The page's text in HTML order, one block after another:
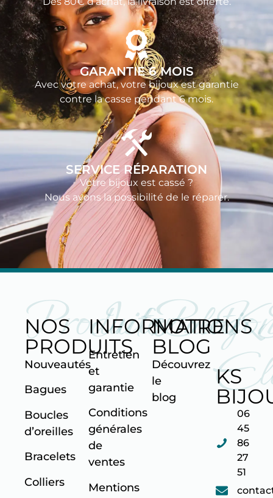
GARANTIE 6 MOIS
Avec votre achat, votre bijoux est garantie
contre la casse pendant 6 mois.
SERVICE RÉPARATION
Votre bijoux est cassé ?
Nous avons la possibilité de le réparer.
Produits
NOS
PRODUITS
Nouveautés
Bagues
Boucles
d’oreilles
Bracelets
Colliers
INFORMATIONS
Entretien
et
garantie
Conditions
générales
de
ventes
Mentions
Blog
NOTRE
BLOG
Découvrez
le
blog
KS
06
45
86
27
51